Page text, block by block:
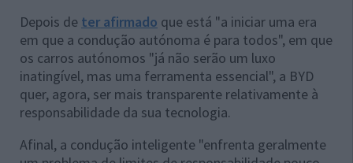
Depois de ter afirmado que está "a iniciar uma era
em que a condução autónoma é para todos", em que
os carros autónomos "já não serão um luxo
inatingível, mas uma ferramenta essencial", a BYD
quer, agora, ser mais transparente relativamente à
responsabilidade da sua tecnologia.
Afinal, a condução inteligente "enfrenta geralmente